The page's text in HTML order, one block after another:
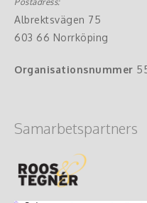
Albrektsvägen 75
603 66 Norrköping
Organisationsnummer
Samarbetspartners